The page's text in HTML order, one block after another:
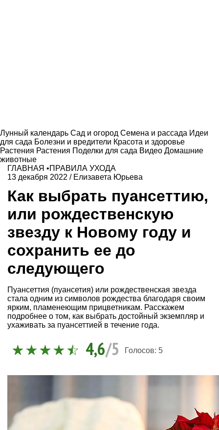
Лунный календарь Сад и огород Семена и рассада Идеи
для сада Болезни и вредители Красота и здоровье
Растения Растения Поделки для сада Видео Домашние
животные
ГЛАВНАЯ •ПРАВИЛА УХОДА
13 декабря 2022 / Елизавета Юрьева
Как выбрать пуансеттию,
или рождественскую
звезду к Новому году и
сохранить ее до
следующего
Пуансеттия (пуансетия) или рождественская звезда
стала одним из символов рождества благодаря своим
ярким, пламенеющим прицветникам. Расскажем
подробнее о том, как выбрать достойный экземпляр и
ухаживать за пуансеттией в течение года.
4,6/5 Голосов: 5